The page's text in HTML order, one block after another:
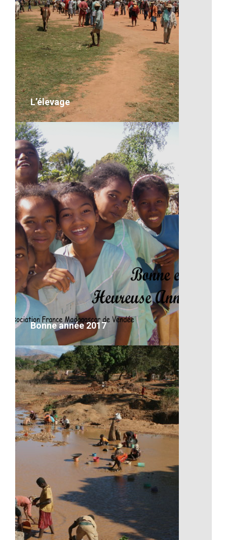
Artisanat-La couture à
Madagascar
VOIR LE DÉTAIL
L’élevage
L’élevage
desc
VOIR LE DÉTAIL
Bonne année 2017
Bonne année 2017
VOIR LE DÉTAIL